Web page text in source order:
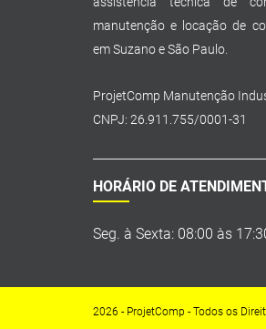
manutenção e locação de
em Suzano e São Paulo.
ProjetComp Manutenção
CNPJ: 26.911.755/0001-31
HORÁRIO DE
Seg. à Sexta: 08:00 às
2026 - ProjetComp - Todos os